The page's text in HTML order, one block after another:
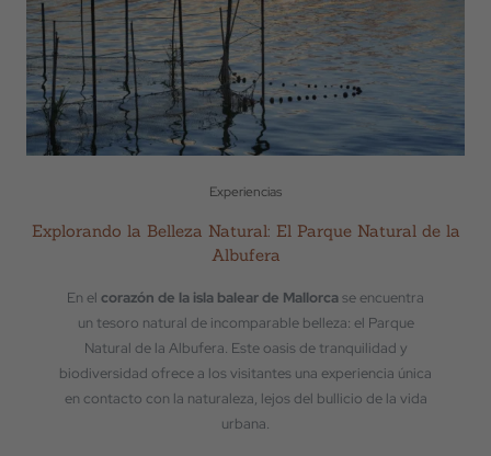
Experiencias
Explorando la Belleza Natural: El Parque Natural de la
Albufera
En el corazón de la isla balear de Mallorcase encuentra
un tesoro natural de incomparable belleza: el Parque
Natural de la Albufera. Este oasis de tranquilidad y
biodiversidad ofrece a los visitantes una experiencia única
en contacto con la naturaleza, lejos del bullicio de la vida
urbana.